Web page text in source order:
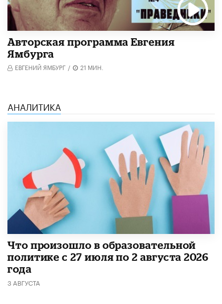
Авторская программа Евгения
Ямбурга
ЕВГЕНИЙ ЯМБУРГ / 21 МИН.
АНАЛИТИКА
​Что произошло в образовательной
политике с 27 июля по 2 августа 2026
года
3 АВГУСТА